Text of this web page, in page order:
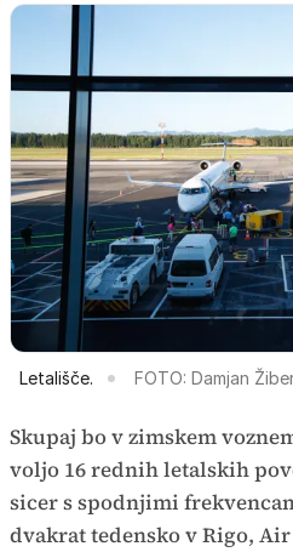
Letališče. FOTO: Damjan
Skupaj bo v zimskem
voljo 16 rednih letalskih
sicer s spodnjimi
dvakrat tedensko v Rigo,